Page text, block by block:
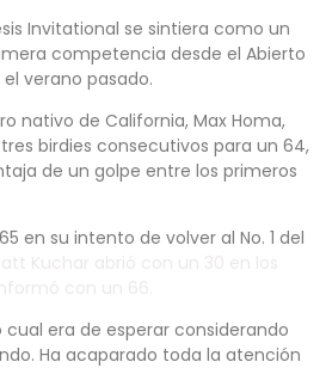
Invitational se sintiera como un
competencia desde el Abierto
verano pasado.
nativo de California, Max Homa,
birdies consecutivos para un 64,
de un golpe entre los primeros
en su intento de volver al No. 1 del
cual era de esperar considerando
Ha acaparado toda la atención